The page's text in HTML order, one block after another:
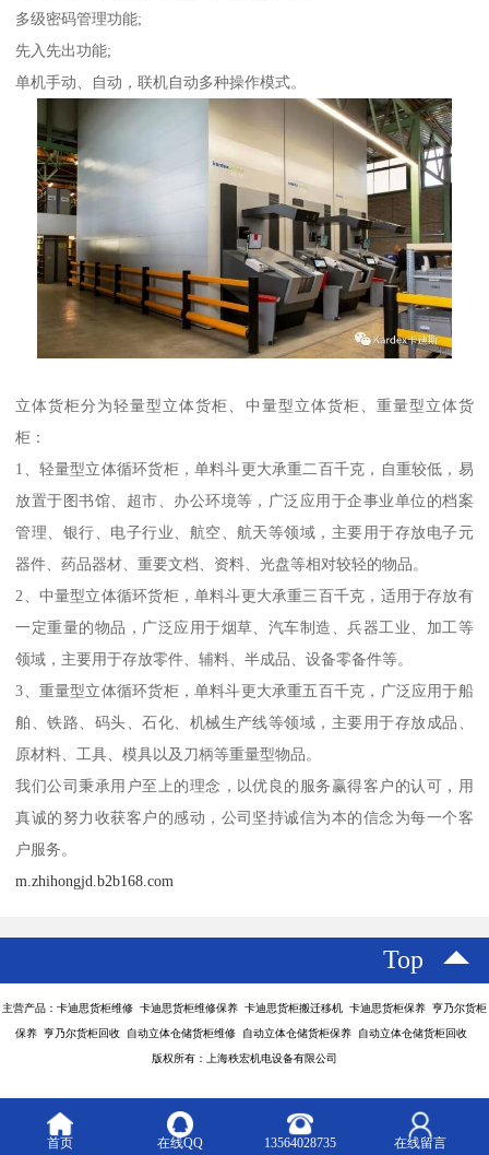
多级密码管理功能;
先入先出功能;
单机手动、自动，联机自动多种操作模式。
立体货柜分为轻量型立体货柜、中量型立体货柜、重量型立体货
柜：
1、轻量型立体循环货柜，单料斗更大承重二百千克，自重较低，易
放置于图书馆、超市、办公环境等，广泛应用于企事业单位的档案
管理、银行、电子行业、航空、航天等领域，主要用于存放电子元
器件、药品器材、重要文档、资料、光盘等相对较轻的物品。
2、中量型立体循环货柜，单料斗更大承重三百千克，适用于存放有
一定重量的物品，广泛应用于烟草、汽车制造、兵器工业、加工等
领域，主要用于存放零件、辅料、半成品、设备零备件等。
3、重量型立体循环货柜，单料斗更大承重五百千克，广泛应用于船
舶、铁路、码头、石化、机械生产线等领域，主要用于存放成品、
原材料、工具、模具以及刀柄等重量型物品。
我们公司秉承用户至上的理念，以优良的服务赢得客户的认可，用
真诚的努力收获客户的感动，公司坚持诚信为本的信念为每一个客
户服务。
m.zhihongjd.b2b168.com
Top
主营产品：卡迪思货柜维修 卡迪思货柜维修保养 卡迪思货柜搬迁移机 卡迪思货柜保养 亨乃尔货柜
保养 亨乃尔货柜回收 自动立体仓储货柜维修 自动立体仓储货柜保养 自动立体仓储货柜回收
版权所有：上海秩宏机电设备有限公司
首页 在线QQ 13564028735 在线留言